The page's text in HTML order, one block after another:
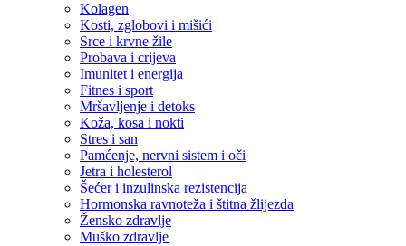
Kolagen
Kosti, zglobovi i mišići
Srce i krvne žile
Probava i crijeva
Imunitet i energija
Fitnes i sport
Mršavljenje i detoks
Koža, kosa i nokti
Stres i san
Pamćenje, nervni sistem i oči
Jetra i holesterol
Šećer i inzulinska rezistencija
Hormonska ravnoteža i štitna žlijezda
Žensko zdravlje
Muško zdravlje